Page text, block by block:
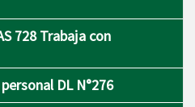
728 Trabaja con
DL N°276